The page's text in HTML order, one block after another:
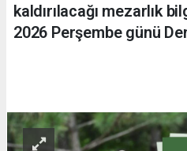
kaldırılacağı mezarlık
2026 Perşembe günü